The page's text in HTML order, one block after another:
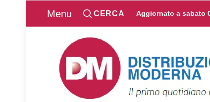
Menu CERCA Aggiornato a sabato